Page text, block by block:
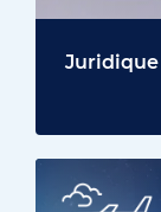
Juridique